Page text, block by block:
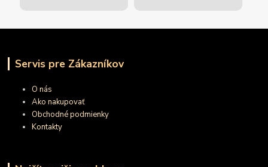
Servis pre Zákazníkov
O nás
Ako nakupovať
Obchodné podmienky
Kontakty